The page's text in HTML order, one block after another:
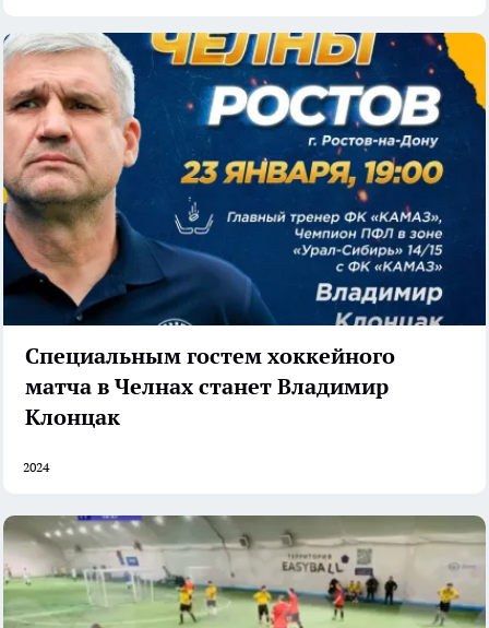
Специальным гостем хоккейного
матча в Челнах станет Владимир
Клонцак
2024